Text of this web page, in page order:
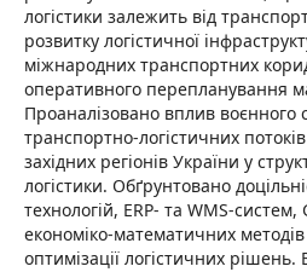
логістики залежить від
розвитку логістичної
міжнародних транспортних
оперативного перепланування
Проаналізовано вплив
транспортно-логістичних
західних регіонів України у
логістики. Обґрунтовано
технологій, ERP- та WMS-систем,
економіко-математичних
оптимізації логістичних